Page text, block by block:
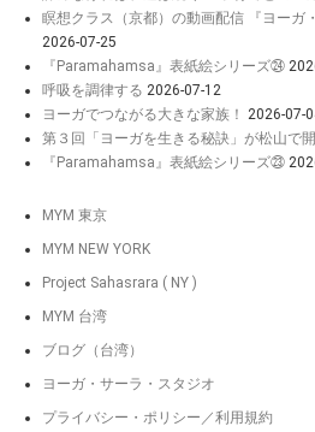
瞑想クラス（京都）の動画配信 『ヨーガ
2026-07-25
『Paramahamsa』表紙絵シリーズ㉔
呼吸を調律する 2026-07-12
ヨーガでつながる大きな家族！
2026-07-
第３回「ヨーガを生きる秘訣」が松山で
『Paramahamsa』表紙絵シリーズ㉓
MYM 東京
MYM NEW YORK
Project Sahasrara ( NY )
MYM 台湾
ブログ（台湾）
ヨーガ・サーラ・スタジオ
プライバシー・ポリシー／利用規約